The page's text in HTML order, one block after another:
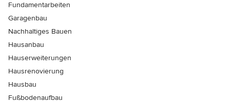
Fundamentarbeiten
Garagenbau
Nachhaltiges Bauen
Hausanbau
Hauserweiterungen
Hausrenovierung
Hausbau
Fußbodenaufbau